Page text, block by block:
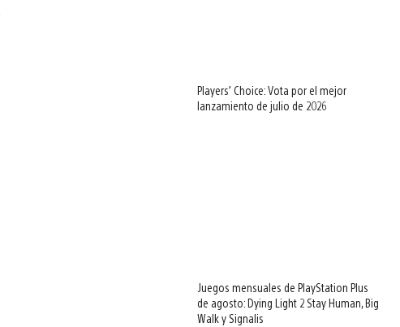
Players’ Choice: Vota por el mejor
lanzamiento de julio de 2026
Juegos mensuales de PlayStation Plus
de agosto: Dying Light 2 Stay Human, Big
Walk y Signalis